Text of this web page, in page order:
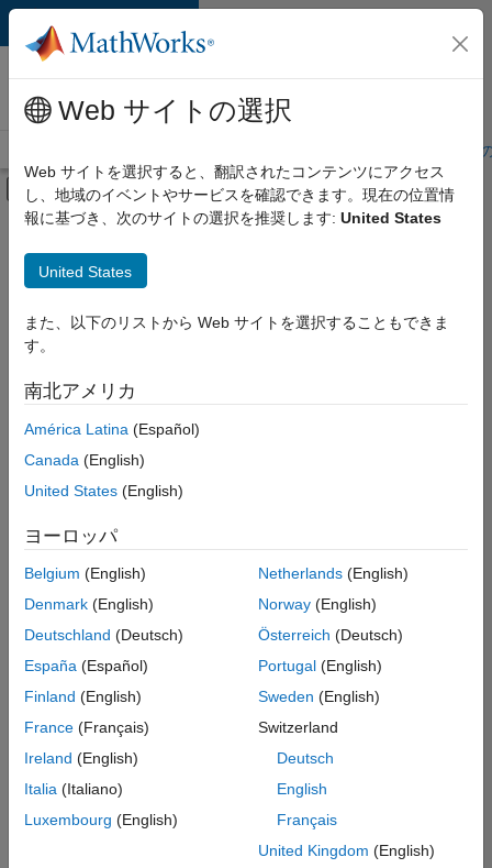
コンテンツへスキップ
MathWorks 採用
情報
学生・キャリア初期
オフキャンバス ナビゲーション メ
メインコンテンツ
選
し
た
存
一
部
求
情
報
は
訳
さ
い
ま
Web サイトの選択
Web サイトを選択すると、翻訳されたコンテンツにアクセス
し、地域のイベントやサービスを確認できます。現在の位置情
報に基づき、次のサイトの選択を推奨します: United States
United States
また、以下のリストから Web サイトを選択することもできま
す。
南北アメリカ
América Latina (Español)
Canada (English)
United States (English)
ヨーロッパ
Belgium (English)
Denmark (English)
Deutschland (Deutsch)
España (Español)
Finland (English)
France (Français)
Ireland (English)
Italia (Italiano)
Luxembourg (English)
Netherlands(English)
Norway(English)
Österreich (Deutsch)
Portugal(English)
Sweden (English)
Switzerland
Deutsch
English
Français
United Kingdom (English)